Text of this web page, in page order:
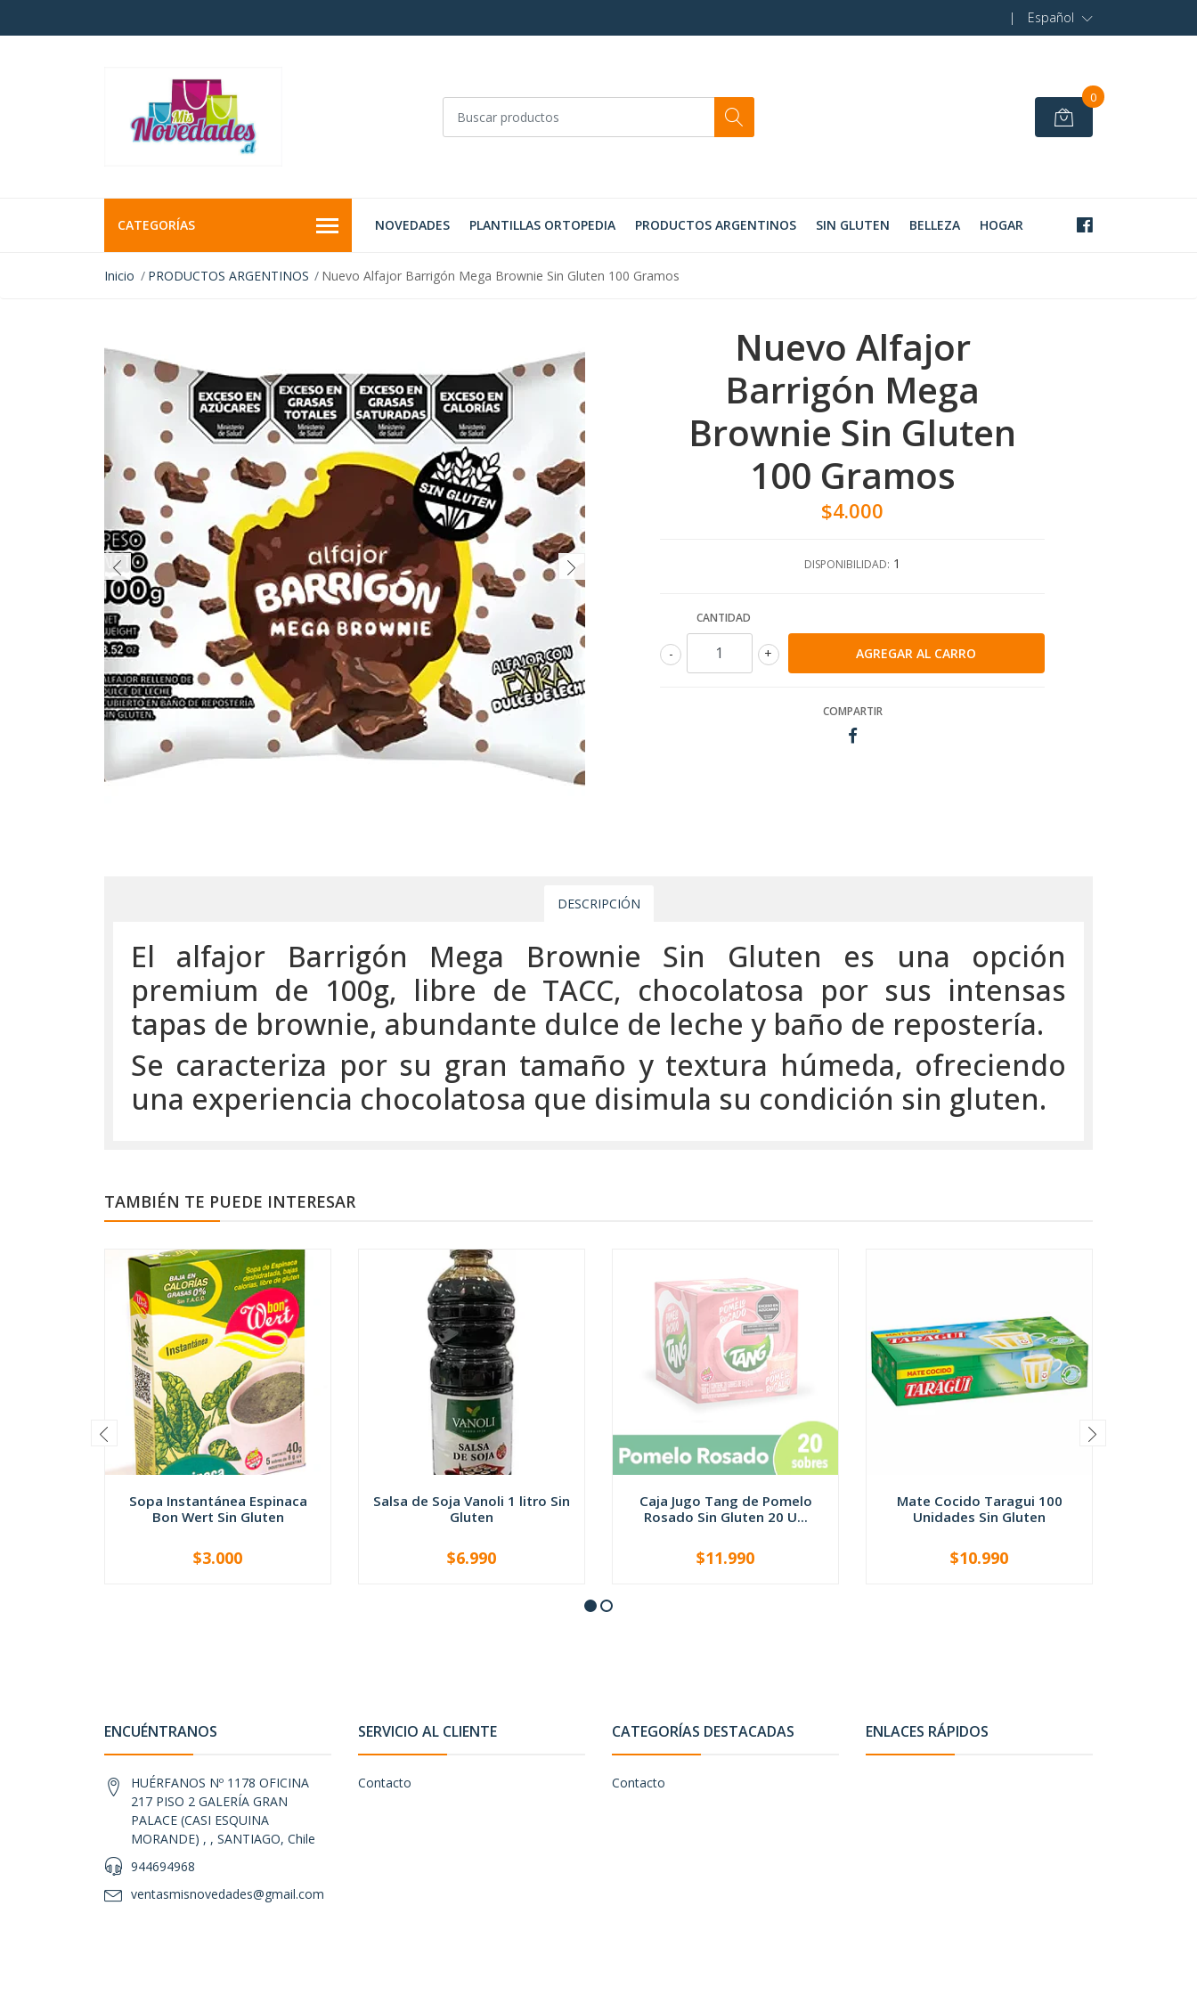
| Español
0
CATEGORÍAS NOVEDADES PLANTILLAS ORTOPEDIA PRODUCTOS ARGENTINOS SIN GLUTEN BELLEZA HOGAR
Inicio PRODUCTOS ARGENTINOS Nuevo Alfajor Barrigón Mega Brownie Sin Gluten 100 Gramos
Nuevo Alfajor
Barrigón Mega
Brownie Sin Gluten
100 Gramos
$4.000
DISPONIBILIDAD: 1
CANTIDAD
+
-
COMPARTIR
DESCRIPCIÓN
El alfajor Barrigón Mega Brownie Sin Gluten es una opción
premium de 100g, libre de TACC, chocolatosa por sus intensas
tapas de brownie, abundante dulce de leche y baño de repostería.
Se caracteriza por su gran tamaño y textura húmeda, ofreciendo
una experiencia chocolatosa que disimula su condición sin gluten.
TAMBIÉN TE PUEDE INTERESAR
Sopa Instantánea Espinaca
Bon Wert Sin Gluten
+
$3.000
Salsa de Soja Vanoli 1 litro Sin
Gluten
+
$6.990
Caja Jugo Tang de Pomelo
Rosado Sin Gluten 20 U...
NO DISPONIBLE
$11.990
Mate Cocido Taragui 100
Unidades Sin Gluten
+
$10.990
ENCUÉNTRANOS
HUÉRFANOS Nº 1178 OFICINA
217 PISO 2 GALERÍA GRAN
PALACE (CASI ESQUINA
MORANDE) , , SANTIAGO, Chile
944694968
ventasmisnovedades@gmail.com
SERVICIO AL CLIENTE
Contacto
CATEGORÍAS DESTACADAS
Contacto
ENLACES RÁPIDOS